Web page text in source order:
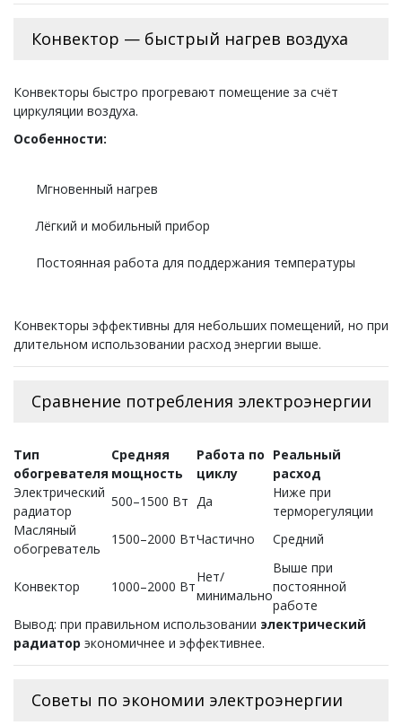
Конвектор — быстрый нагрев воздуха
Конвекторы быстро прогревают помещение за счёт
циркуляции воздуха.
Особенности:
Мгновенный нагрев
Лёгкий и мобильный прибор
Постоянная работа для поддержания температуры
Конвекторы эффективны для небольших помещений, но при
длительном использовании расход энергии выше.
Сравнение потребления электроэнергии
Тип
обогревателя
Средняя
мощность
Работа по
циклу
Реальный
расход
Электрический
радиатор
500–1500 Вт Да
Ниже при
терморегуляции
Масляный
обогреватель
1500–2000 ВтЧастично Средний
Конвектор 1000–2000 Вт
Нет/
минимально
Выше при
постоянной
работе
Вывод: при правильном использовании электрический
радиатор экономичнее и эффективнее.
Советы по экономии электроэнергии